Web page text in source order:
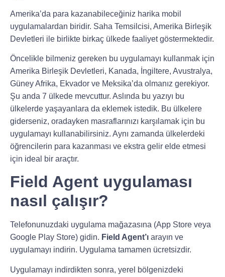
Amerika’da para kazanabileceğiniz harika mobil
uygulamalardan biridir. Saha Temsilcisi, Amerika Birleşik
Devletleri ile birlikte birkaç ülkede faaliyet göstermektedir.
Öncelikle bilmeniz gereken bu uygulamayı kullanmak için
Amerika Birleşik Devletleri, Kanada, İngiltere, Avustralya,
Güney Afrika, Ekvador ve Meksika’da olmanız gerekiyor.
Şu anda 7 ülkede mevcuttur. Aslında bu yazıyı bu
ülkelerde yaşayanlara da eklemek istedik. Bu ülkelere
giderseniz, oradayken masraflarınızı karşılamak için bu
uygulamayı kullanabilirsiniz. Aynı zamanda ülkelerdeki
öğrencilerin para kazanması ve ekstra gelir elde etmesi
için ideal bir araçtır.
Field Agent uygulaması
nasıl çalışır?
Telefonunuzdaki uygulama mağazasına (App Store veya
Google Play Store) gidin. Field Agent’ı arayın ve
uygulamayı indirin. Uygulama tamamen ücretsizdir.
Uygulamayı indirdikten sonra, yerel bölgenizdeki